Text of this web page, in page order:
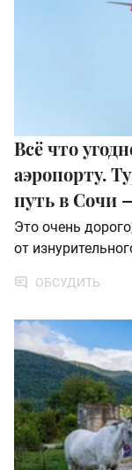
Всё что
аэропорту.
путь в Сочи
Это очень
от
ОБСУДИТЬ